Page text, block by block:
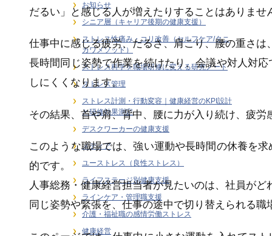
だるい」と感じる人が増えたりすることはありませ
仕事中に感じる疲労、だるさ、肩こり、腰の重さ
長時間同じ姿勢で作業を続けたり、会議や対人対
しにくくなります。
その結果、首や肩、背中、腰に力が入り続け、疲
このような職場では、強い運動や長時間の休養を
的です。
人事総務・健康経営担当者が見たいのは、社員が
同じ姿勢や緊張を、仕事の途中で切り替えられる職
お知らせ
シニア層（キャリア後期の健康支援）
ストレス性痛み・コリ改善（セルフケア/タニ
カワメソッド）
ストレス科学を職場研修に変える研究ノート
ストレス管理
ストレス計測・行動変容｜健康経営のKPI設計
と研修効果測定
デスクワーカーの健康支援
メディア
ユーストレス（良性ストレス）
ライフステージ別健康支援
ラインケア・管理職支援
介護・福祉職の感情労働ストレス
健康経営